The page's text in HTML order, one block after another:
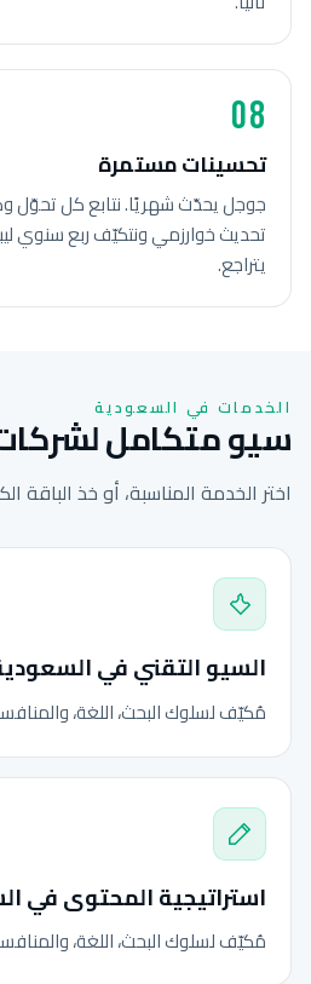
08
تحسينات مستمرة
تحديث خوارزمي ونتكيّف ربع سنوي
يتراجع.
الخدمات في السعودية
سيو متكامل
اختر الخدمة المناسبة، أو خذ الباقة
السيو التقني في
مُكيّف لسلوك البحث، اللغة،
استراتيجية المحتوى في
مُكيّف لسلوك البحث، اللغة،